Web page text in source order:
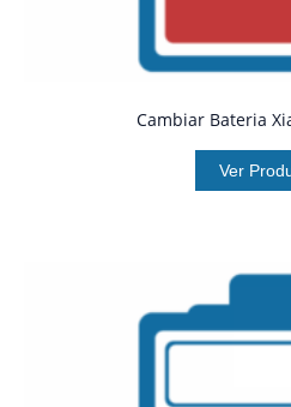
Cambiar Bateria
Ver